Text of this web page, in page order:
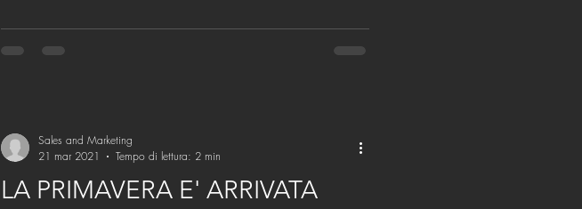
LA PRIMAVERA E' ARRIVATA
Sales and Marketing
21 mar 2021
Tempo di lettura: 2 min